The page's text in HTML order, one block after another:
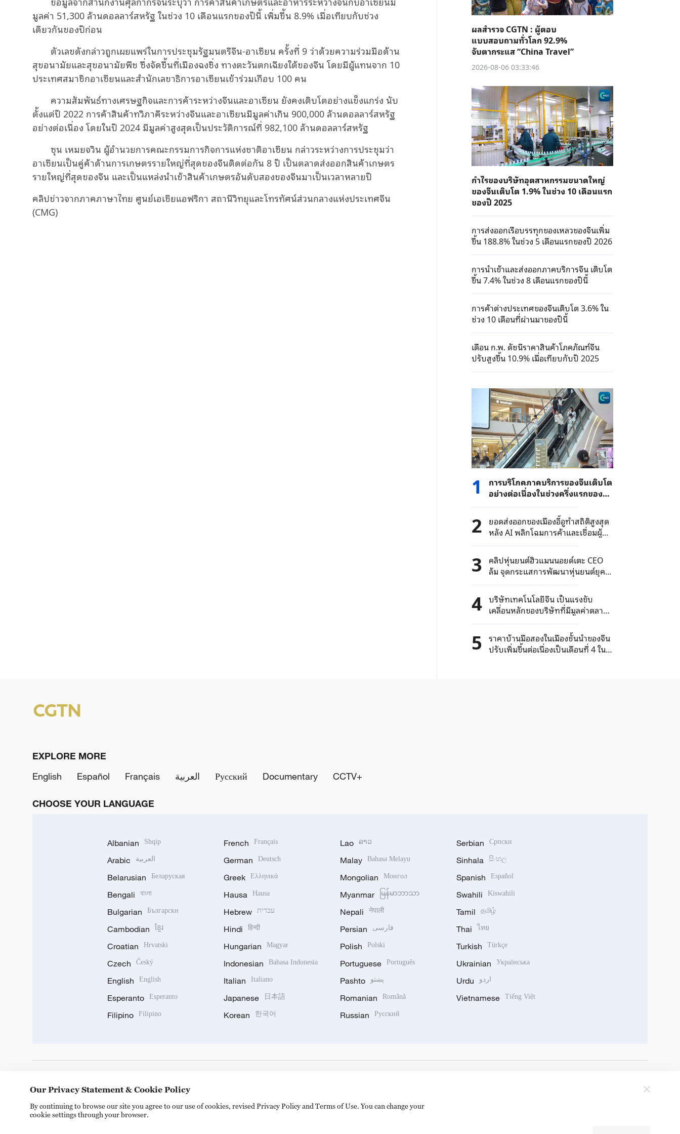
มูลค่า 51,300 ล้านดอลลาร์สหรัฐ ในช่วง 10 เดือนแรกของปีนี้ เพิ่มขึ้น 8.9% เมื่อเทียบกับช่วง
เดียวกันของปีก่อน
ตัวเลขดังกล่าวถูกเผยแพร่ในการประชุมรัฐมนตรีจีน-อาเซียน ครั้งที่ 9 ว่าด้วยความร่วมมือด้าน
สุขอนามัยและสุขอนามัยพืช ซึ่งจัดขึ้นที่เมืองฉงชิ่ง ทางตะวันตกเฉียงใต้ของจีน โดยมีผู้แทนจาก 10
ประเทศสมาชิกอาเซียนและสำนักเลขาธิการอาเซียนเข้าร่วมเกือบ 100 คน
ความสัมพันธ์ทางเศรษฐกิจและการค้าระหว่างจีนและอาเซียน ยังคงเติบโตอย่างแข็งแกร่ง นับ
ตั้งแต่ปี 2022 การค้าสินค้าทวิภาคีระหว่างจีนและอาเซียนมีมูลค่าเกิน 900,000 ล้านดอลลาร์สหรัฐ
อย่างต่อเนื่อง โดยในปี 2024 มีมูลค่าสูงสุดเป็นประวัติการณ์ที่ 982,100 ล้านดอลลาร์สหรัฐ
ซุน เหมยจวิน ผู้อำนวยการคณะกรรมการกิจการแห่งชาติอาเซียน กล่าวระหว่างการประชุมว่า
อาเซียนเป็นคู่ค้าด้านการเกษตรรายใหญ่ที่สุดของจีนติดต่อกัน 8 ปี เป็นตลาดส่งออกสินค้าเกษตร
รายใหญ่ที่สุดของจีน และเป็นแหล่งนำเข้าสินค้าเกษตรอันดับสองของจีนมาเป็นเวลาหลายปี
คลิปข่าวจากภาคภาษาไทย ศูนย์เอเชียแอฟริกา สถานีวิทยุและโทรทัศน์ส่วนกลางแห่งประเทศจีน
(CMG)
ผลสำรวจ CGTN : ผู้ตอบ
แบบสอบถามทั่วโลก 92.9%
จับตากระแส “China Travel”
2026-08-06 03:33:46
กำไรของบริษัทอุตสาหกรรมขนาดใหญ่
ของจีนเติบโต 1.9% ในช่วง 10 เดือนแรก
ของปี 2025
การส่งออกเรือบรรทุกของเหลวของจีนเพิ่ม
ขึ้น 188.8% ในช่วง 5 เดือนแรกของปี 2026
การนำเข้าและส่งออกภาคบริการจีน เติบโต
ขึ้น 7.4% ในช่วง 8 เดือนแรกของปีนี้
การค้าต่างประเทศของจีนเติบโต 3.6% ใน
ช่วง 10 เดือนที่ผ่านมาของปีนี้
เดือน ก.พ. ดัชนีราคาสินค้าโภคภัณฑ์จีน
ปรับสูงขึ้น 10.9% เมื่อเทียบกับปี 2025
1
การบริโภคภาคบริการของจีนเติบโต
อย่างต่อเนื่องในช่วงครึ่งแรกของปี
2026 โดยมีมูลค่ารวมเกือบ 8.49
ล้านล้านหยวน
2 ยอดส่งออกของเมืองอี้อูทำสถิติสูงสุด
หลัง AI พลิกโฉมการค้าและเชื่อมผู้ซื้อ
ทั่วโลก
3 คลิปหุ่นยนต์ฮิวแมนนอยด์เตะ CEO
ล้ม จุดกระแสการพัฒนาหุ่นยนต์ยุค
ใหม่
4 บริษัทเทคโนโลยีจีน เป็นแรงขับ
เคลื่อนหลักของบริษัทที่มีมูลค่าตลาด
เกิน 1 แสนล้านหยวนในตลาดหุ้น A-
Share
5 ราคาบ้านมือสองในเมืองชั้นนำของจีน
ปรับเพิ่มขึ้นต่อเนื่องเป็นเดือนที่ 4 ใน
EXPLORE MORE
English
Español Français العربية Русский Documentary CCTV+
CHOOSE YOUR LANGUAGE
Albanian Shqip
Arabic العربية
Belarusian Беларуская
Bengali বাংলা
Bulgarian Български
Cambodian ខ្មែរ
Croatian Hrvatski
Czech Český
English English
Esperanto Esperanto
Filipino Filipino
French Français
German Deutsch
Greek Ελληνικά
Hausa Hausa
Hebrew עברית
Hindi हिन्दी
Hungarian Magyar
Indonesian Bahasa Indonesia
Italian Italiano
Japanese 日本語
Korean 한국어
Lao ລາວ
Malay Bahasa Melayu
Mongolian Монгол
Myanmar မြန်မာဘာသာ
Nepali नेपाली
Persian فارسی
Polish Polski
Portuguese Português
Pashto پښتو
Romanian Română
Russian Русский
Serbian Српски
Sinhala සිංහල
Spanish Español
Swahili Kiswahili
Tamil தமிழ்
Thai ไทย
Turkish Türkçe
Ukrainian Українська
Urdu اردو
Vietnamese Tiếng Việt
Our Privacy Statement & Cookie Policy
By continuing to browse our site you agree to our use of cookies, revised Privacy Policy and Terms of Use. You can change your
cookie settings through your browser.